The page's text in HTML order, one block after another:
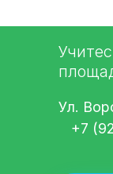
Ул.
+7